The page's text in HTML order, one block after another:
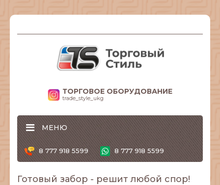
ТОРГОВОЕ ОБОРУДОВАНИЕ
trade_style_ukg
МЕНЮ
8 777 918 5599 8 777 918 5599
Готовый забор - решит любой спор!